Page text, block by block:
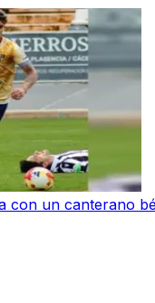
con un canterano